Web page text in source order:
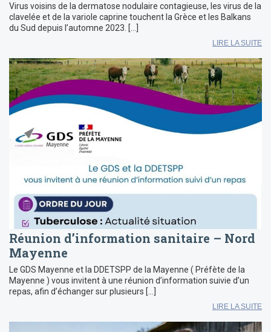
Virus voisins de la dermatose nodulaire contagieuse, les virus de la
clavelée et de la variole caprine touchent la Grèce et les Balkans
du Sud depuis l’automne 2023. […]
LIRE LA SUITE
Réunion d’information sanitaire – Nord
Mayenne
Le GDS Mayenne et la DDETSPP de la Mayenne ( Préfète de la
Mayenne ) vous invitent à une réunion d’information suivie d’un
repas, afin d’échanger sur plusieurs […]
LIRE LA SUITE